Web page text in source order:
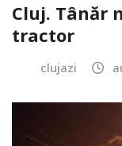
Cluj. Tânăr
tractor
clujazi